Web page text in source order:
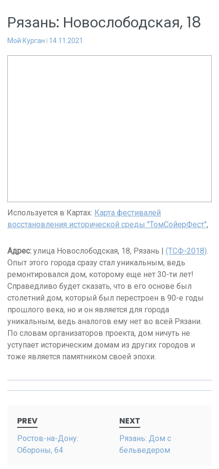
Рязань: Новослободская, 18
Мой Курган 14.11.2021
Используется в Картах: Карта фестивалей
восстановления исторической среды "ТомСойерФест",
Адрес: улица Новослободская, 18, Рязань | (ТСФ-2018).
Опыт этого города сразу стал уникальным, ведь
ремонтировался дом, которому еще нет 30-ти лет!
Справедливо будет сказать, что в его основе был
столетний дом, который был перестроен в 90-е годы
прошлого века, но и он является для города
уникальным, ведь аналогов ему нет во всей Рязани.
По словам организаторов проекта, дом ничуть не
уступает историческим домам из других городов и
тоже является памятником своей эпохи.
navigation
PREV
Ростов-на-Дону:
Обороны, 64
NEXT
Рязань: Дом с
бельведером